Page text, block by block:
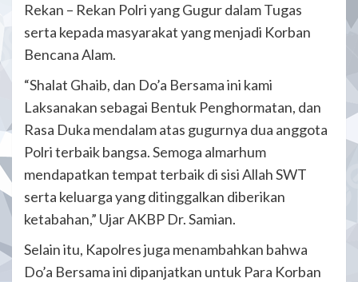
Rekan – Rekan Polri yang Gugur dalam Tugas
serta kepada masyarakat yang menjadi Korban
Bencana Alam.
“Shalat Ghaib, dan Do’a Bersama ini kami
Laksanakan sebagai Bentuk Penghormatan, dan
Rasa Duka mendalam atas gugurnya dua anggota
Polri terbaik bangsa. Semoga almarhum
mendapatkan tempat terbaik di sisi Allah SWT
serta keluarga yang ditinggalkan diberikan
ketabahan,” Ujar AKBP Dr. Samian.
Selain itu, Kapolres juga menambahkan bahwa
Do’a Bersama ini dipanjatkan untuk Para Korban